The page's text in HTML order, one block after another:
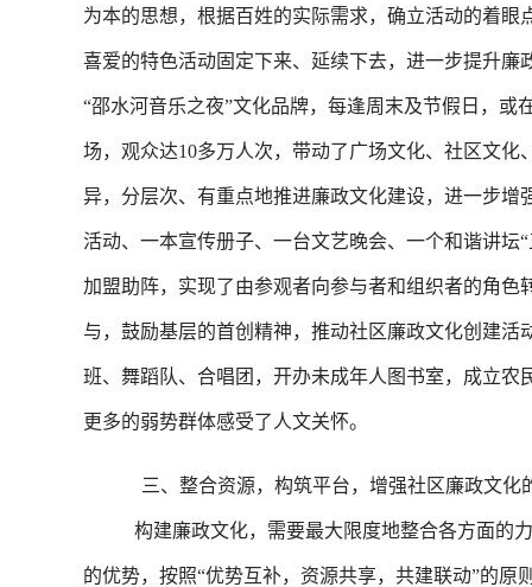
为本的思想，根据百姓的实际需求，确立活动的着
喜爱的特色活动固定下来、延续下去，进一步提升
“邵水河音乐之夜”文化品牌，每逢周末及节假日，
场，观众达10多万人次，带动了广场文化、社区文
异，分层次、有重点地推进廉政文化建设，进一步
活动、一本宣传册子、一台文艺晚会、一个和谐讲
加盟助阵，实现了由参观者向参与者和组织者的角
与，鼓励基层的首创精神，推动社区廉政文化创建
班、舞蹈队、合唱团，开办未成年人图书室，成立
更多的弱势群体感受了人文关怀。
三、整合资源，构筑平台，增强社区廉政文化
构建廉政文化，需要最大限度地整合各方面的
的优势，按照“优势互补，资源共享，共建联动”的